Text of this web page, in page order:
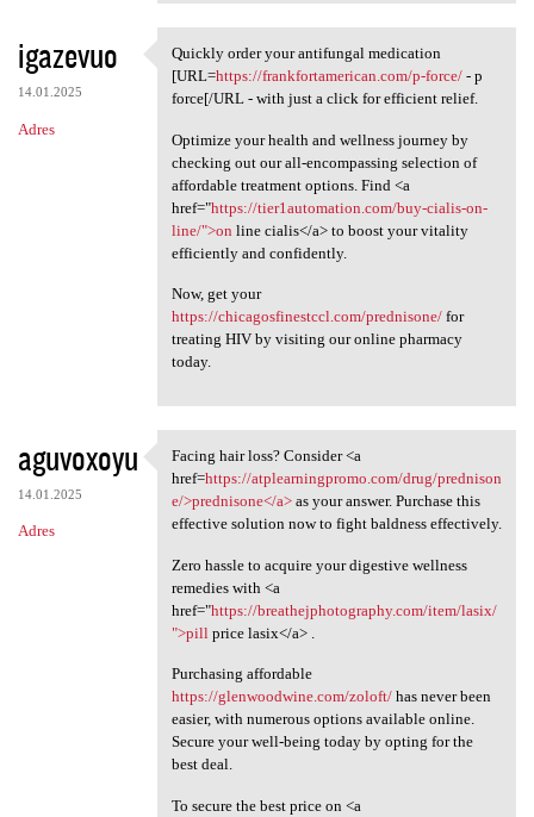
igazevuo
14.01.2025
Adres
Quickly order your antifungal
Quickly order your antifungal medication
[URL=https://frankfortamerican.com/p-force/- p
force[/URL - with just a click for efficient relief.
Optimize your health and wellness journey by
checking out our all-encompassing selection of
affordable treatment options. Find <a
href="https://tier1automation.com/buy-cialis-on-
line/">on line cialis</a> to boost your vitality
efficiently and confidently.
Now, get your
https://chicagosfinestccl.com/prednisone/for
treating HIV by visiting our online pharmacy
today.
aguvoxoyu
14.01.2025
Adres
Facing hair loss? Consider <a
Facing hair loss? Consider <a
href=https://atplearningpromo.com/drug/prednison
e/>prednisone</a>as your answer. Purchase this
effective solution now to fight baldness effectively.
Zero hassle to acquire your digestive wellness
remedies with <a
href="https://breathejphotography.com/item/lasix/
">pill price lasix</a> .
Purchasing affordable
https://glenwoodwine.com/zoloft/has never been
easier, with numerous options available online.
Secure your well-being today by opting for the
best deal.
To secure the best price on <a